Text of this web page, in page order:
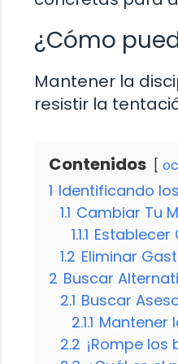
¿Cómo
Mantener la
resistir la
Contenidos
1 Identificando
1.1 Cambiar Tu
1.1.1 Establecer
1.2 Eliminar
2 Buscar
2.1 Buscar
2.1.1 Mantener
2.2 ¡Rompe